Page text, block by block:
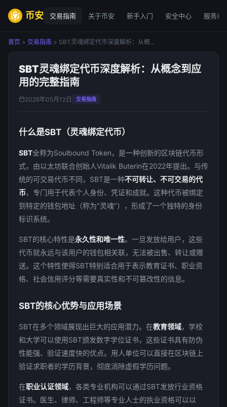
币安 交易指南 关于币安 新手入门 安全中心 服务条
首页 > 交易指南 > SBT灵魂绑定代币深度解析：从概...
SBT灵魂绑定代币深度解析：从概念到应
用的完整指南
2026年05月12日 交易指南
什么是SBT（灵魂绑定代币）
SBT全称为Soulbound Token，是一种创新的区块链代币形
式，由以太坊联合创始人Vitalik Buterin在2022年提出。与传
统的可交易代币不同，SBT是一种不可转让、不可交易的代
币，专门用于代表个人身份、凭证和成就。这种代币被绑定
到特定的钱包地址（称为"灵魂"），形成了一个独特的身份
标识系统。
SBT的核心特性是永久性和唯一性。一旦发放给用户，这些
代币就永远与该用户的钱包相关联，无法被出售、转让或赠
送。这个特性使得SBT特别适合用于表示教育证书、职业资
格、社会信用评分等需要真实性和不可篡改性的信息。
SBT的核心优势与应用场景
SBT在多个领域展现出巨大的应用潜力。在教育领域，学校
和大学可以使用SBT颁发数字学位证书，这些证书具有防伪
性能强、验证速度快的优点。用人单位可以直接在区块链上
验证求职者的学历背景，彻底消除虚假学历问题。
在职业认证领域，各类专业机构可以通过SBT发放行业资格
证书。医生、律师、工程师等专业人士的执业资格可以以